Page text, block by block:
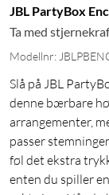
JBL PartyBox
Ta med
Modellnr:
Slå på JBL
denne bærbare
arrangementer,
passer
føl det ekstra
enten du spiller